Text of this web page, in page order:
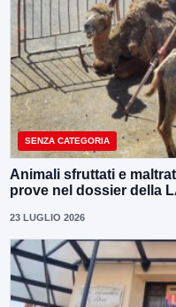
SENZA CATEGORIA
Animali sfruttati e
prove nel dossier della
23 LUGLIO 2026